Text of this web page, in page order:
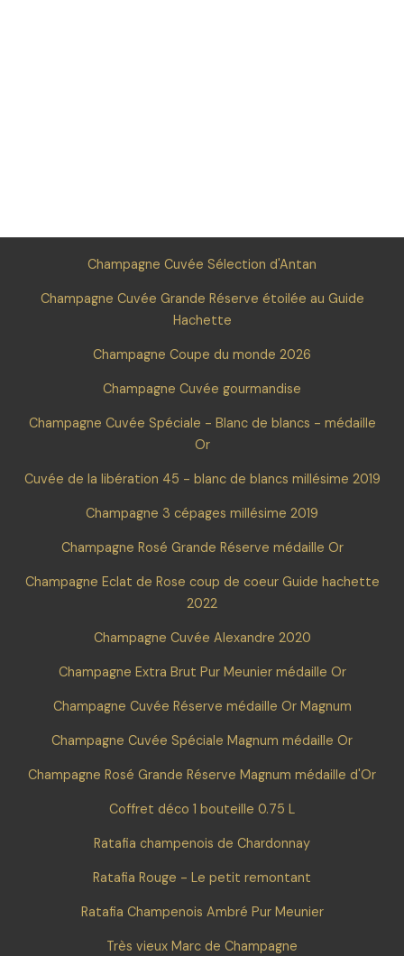
Champagne Cuvée Sélection d'Antan
Champagne Cuvée Grande Réserve étoilée au Guide
Hachette
Champagne Coupe du monde 2026
Champagne Cuvée gourmandise
Champagne Cuvée Spéciale - Blanc de blancs - médaille
Or
Cuvée de la libération 45 - blanc de blancs millésime 2019
Champagne 3 cépages millésime 2019
Champagne Rosé Grande Réserve médaille Or
Champagne Eclat de Rose coup de coeur Guide hachette
2022
Champagne Cuvée Alexandre 2020
Champagne Extra Brut Pur Meunier médaille Or
Champagne Cuvée Réserve médaille Or Magnum
Champagne Cuvée Spéciale Magnum médaille Or
Champagne Rosé Grande Réserve Magnum médaille d'Or
Coffret déco 1 bouteille 0.75 L
Ratafia champenois de Chardonnay
Ratafia Rouge - Le petit remontant
Ratafia Champenois Ambré Pur Meunier
Très vieux Marc de Champagne